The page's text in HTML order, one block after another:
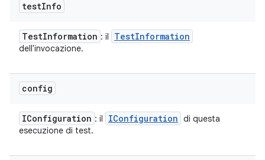
testInfo
TestInformation : il TestInformation
dell'invocazione.
config
IConfiguration : il IConfiguration di questa
esecuzione di test.